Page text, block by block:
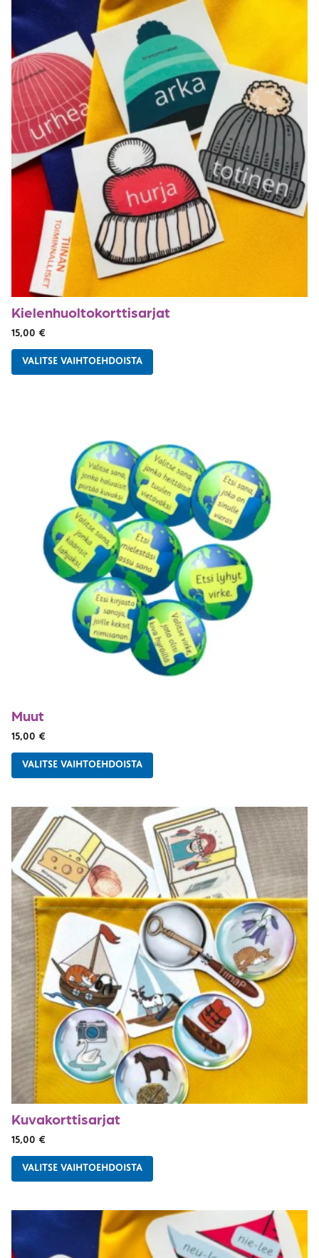
Kielenhuolto­korttisarjat
15,00 €
VALITSE VAIHTOEHDOISTA
Muut
15,00 €
VALITSE VAIHTOEHDOISTA
Kuvakorttisarjat
15,00 €
VALITSE VAIHTOEHDOISTA